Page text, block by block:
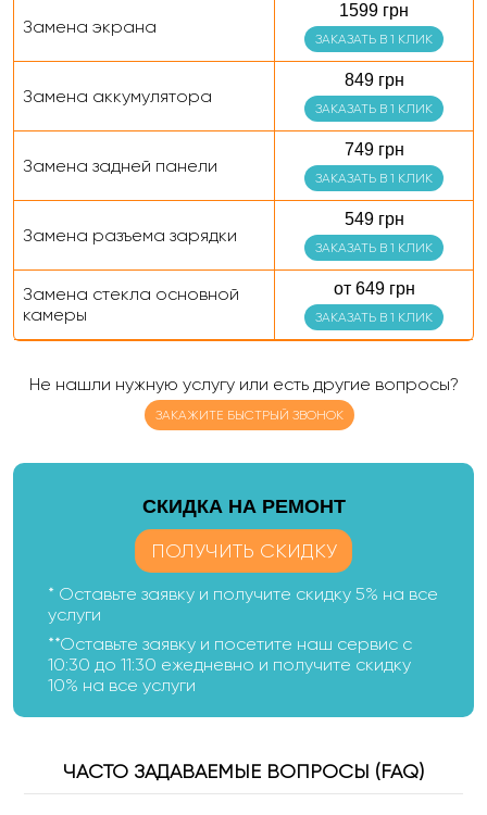
Замена экрана
1599 грн
ЗАКАЗАТЬ В 1 КЛИК
Замена аккумулятора
849 грн
ЗАКАЗАТЬ В 1 КЛИК
Замена задней панели
749 грн
ЗАКАЗАТЬ В 1 КЛИК
Замена разъема зарядки
549 грн
ЗАКАЗАТЬ В 1 КЛИК
Замена стекла основной
камеры
от 649 грн
ЗАКАЗАТЬ В 1 КЛИК
Не нашли нужную услугу или есть другие вопросы?
ЗАКАЖИТЕ БЫСТРЫЙ ЗВОНОК
CКИДКА НА РЕМОНТ
ПОЛУЧИТЬ СКИДКУ
* Оставьте заявку и получите скидку 5% на все
услуги
**Оставьте заявку и посетите наш сервис с
10:30 до 11:30 ежедневно и получите скидку
10% на все услуги
ЧАСТО ЗАДАВАЕМЫЕ ВОПРОСЫ (FAQ)